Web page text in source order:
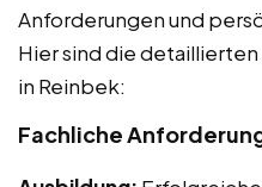
Anforderungen und
Hier sind die
in Reinbek:
Fachliche